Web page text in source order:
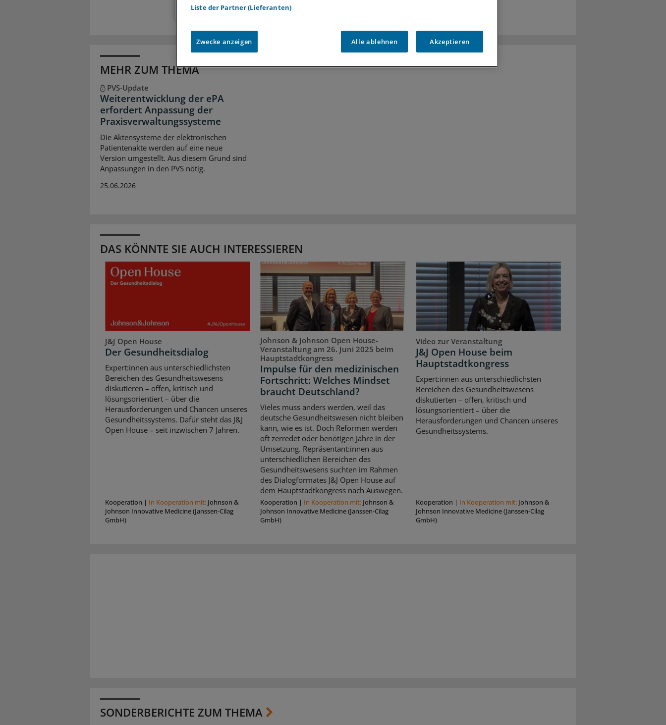
MEHR ZUM THEMA
PVS-Update
Weiterentwicklung der ePA
erfordert Anpassung der
Praxisverwaltungssysteme
Die Aktensysteme der elektronischen
Patientenakte werden auf eine neue
Version umgestellt. Aus diesem Grund sind
Anpassungen in den PVS nötig.
25.06.2026
DAS KÖNNTE SIE AUCH INTERESSIEREN
J&J Open House
Der Gesundheitsdialog
Expert:innen aus unterschiedlichsten
Bereichen des Gesundheitswesens
diskutieren – offen, kritisch und
lösungsorientiert – über die
Herausforderungen und Chancen unseres
Gesundheitssystems. Dafür steht das J&J
Open House – seit inzwischen 7 Jahren.
Kooperation | In Kooperation mit: Johnson &
Johnson Innovative Medicine (Janssen-Cilag
GmbH)
Johnson & Johnson Open House-
Veranstaltung am 26. Juni 2025 beim
Hauptstadtkongress
Impulse für den medizinischen
Fortschritt: Welches Mindset
braucht Deutschland?
Vieles muss anders werden, weil das
deutsche Gesundheitswesen nicht bleiben
kann, wie es ist. Doch Reformen werden
oft zerredet oder benötigen Jahre in der
Umsetzung. Repräsentant:innen aus
unterschiedlichen Bereichen des
Gesundheitswesens suchten im Rahmen
des Dialogformates J&J Open House auf
dem Hauptstadtkongress nach Auswegen.
Kooperation | In Kooperation mit: Johnson &
Johnson Innovative Medicine (Janssen-Cilag
GmbH)
Video zur Veranstaltung
J&J Open House beim
Hauptstadtkongress
Expert:innen aus unterschiedlichsten
Bereichen des Gesundheitswesens
diskutierten – offen, kritisch und
lösungsorientiert – über die
Herausforderungen und Chancen unseres
Gesundheitssystems.
Kooperation | In Kooperation mit: Johnson &
Johnson Innovative Medicine (Janssen-Cilag
GmbH)
SONDERBERICHTE ZUM THEMA
Liste der Partner (Lieferanten)
Zwecke anzeigen Alle ablehnen Akzeptieren